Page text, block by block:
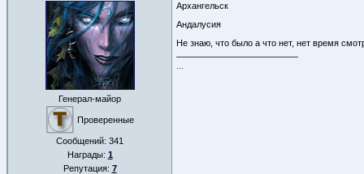
Генерал-майор
Проверенные
Сообщений: 341
Награды: 1
Репутация: 7
Архангельск
Андалусия
Не знаю, что было а что нет, нет время